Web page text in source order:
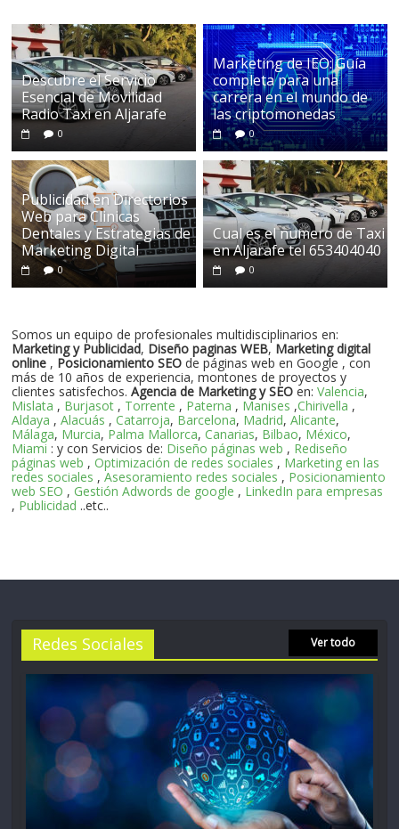
Descubre el Servicio
Esencial de Movilidad
Radio Taxi en Aljarafe
0
Marketing de IEO: Guía
completa para una
carrera en el mundo de
las criptomonedas
0
Publicidad en Directorios
Web para Clinicas
Dentales y Estrategias de
Marketing Digital
0
Cual es el numero de Taxi
en Aljarafe tel 653404040
0
Somos un equipo de profesionales multidisciplinarios en:
Marketing y Publicidad, Diseño paginas WEB, Marketing digital
online , Posicionamiento SEO de páginas web en Google , con
más de 10 años de experiencia, montones de proyectos y
clientes satisfechos.Agencia de Marketing y SEO en:Valencia,
Mislata , Burjasot , Torrente , Paterna , Manises ,Chirivella ,
Aldaya ,Alacuás ,Catarroja, Barcelona, Madrid,Alicante,
Málaga, Murcia, Palma Mallorca,Canarias, Bilbao, México,
Miami : y con Servicios de: Diseño páginas web , Rediseño
páginas web ,Optimización de redes sociales , Marketing en las
redes sociales ,Asesoramiento redes sociales , Posicionamiento
web SEO , Gestión Adwords de google , LinkedIn para empresas
, Publicidad ..etc..
Redes Sociales Ver todo